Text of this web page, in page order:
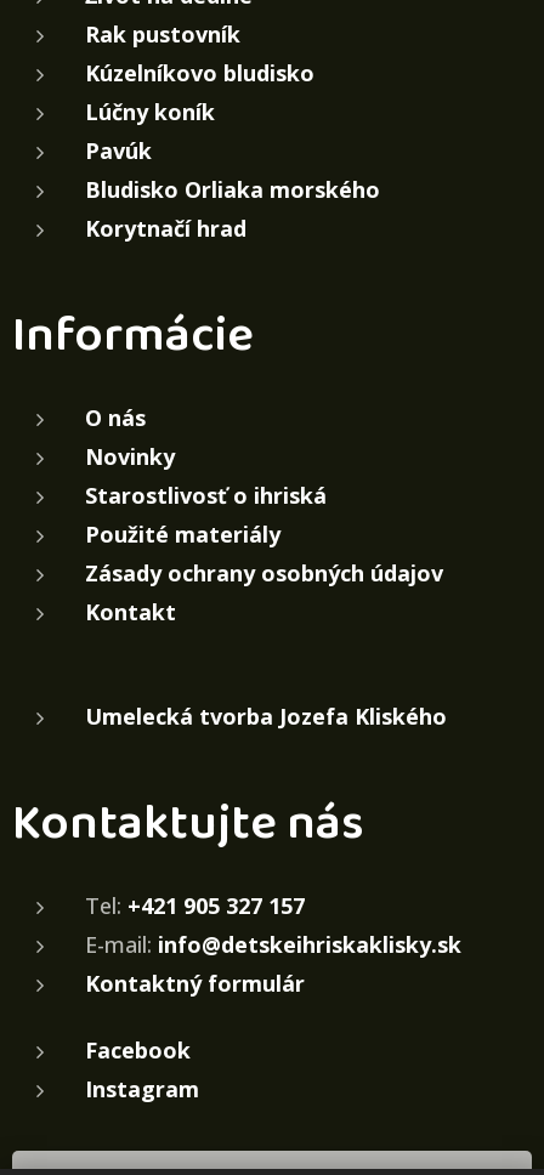
Rak pustovník
Kúzelníkovo bludisko
Lúčny koník
Pavúk
Bludisko Orliaka morského
Korytnačí hrad
Informácie
O nás
Novinky
Starostlivosť o ihriská
Použité materiály
Zásady ochrany osobných údajov
Kontakt
Umelecká tvorba Jozefa Kliského
Kontaktujte nás
Tel: +421 905 327 157
E-mail: info@detskeihriskaklisky.sk
Kontaktný formulár
Facebook
Instagram